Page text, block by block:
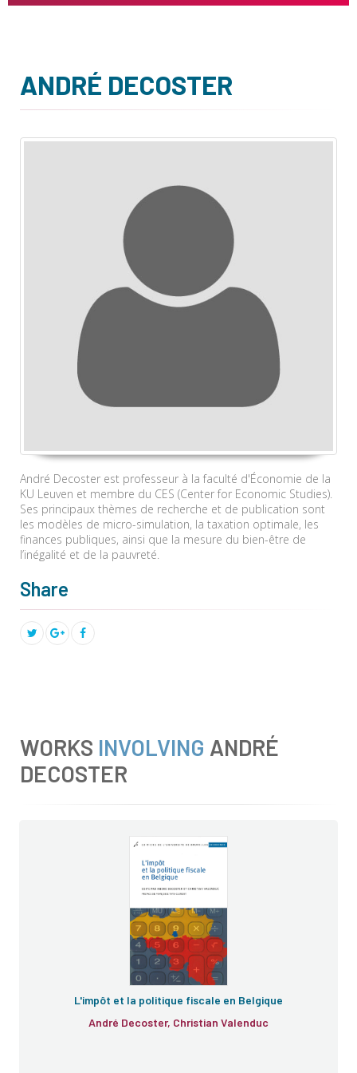
ANDRÉ DECOSTER
André Decoster est professeur à la faculté d'Économie de la
KU Leuven et membre du CES (Center for Economic Studies).
Ses principaux thèmes de recherche et de publication sont
les modèles de micro-simulation, la taxation optimale, les
finances publiques, ainsi que la mesure du bien-être de
l’inégalité et de la pauvreté.
Share
WORKS INVOLVING ANDRÉ
DECOSTER
L'impôt et la politique fiscale en Belgique
André Decoster, Christian Valenduc